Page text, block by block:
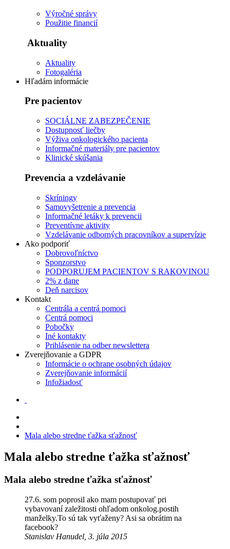
Výročné správy
Použitie financií
Aktuality
Aktuality
Fotogaléria
Hľadám informácie
Pre pacientov
SOCIÁLNE ZABEZPEČENIE
Dostupnosť liečby
Výživa onkologického pacienta
Informačné materiály pre pacientov
Klinické skúšania
Prevencia a vzdelávanie
Skríningy
Samovyšetrenie a prevencia
Informačné letáky k prevencii
Preventívne aktivity
Vzdelávanie odborných pracovníkov a supervízie
Ako podporiť
Dobrovoľníctvo
Sponzorstvo
PODPORUJEM PACIENTOV S RAKOVINOU
2% z dane
Deň narcisov
Kontakt
Centrála a centrá pomoci
Centrá pomoci
Pobočky
Iné kontakty
Prihlásenie na odber newslettera
Zverejňovanie a GDPR
Informácie o ochrane osobných údajov
Zverejňovanie informácií
Infožiadosť
Mala alebo stredne ťažka sťažnosť
Mala alebo stredne ťažka sťažnosť
Mala alebo stredne ťažka sťažnosť
27.6. som poprosil ako mam postupovať pri
vybavovaní zaležitosti ohľadom onkolog.postih
manželky.To sú tak vyťaženy? Asi sa obrátim na
facebook?
Stanislav Hanudel, 3. júla 2015